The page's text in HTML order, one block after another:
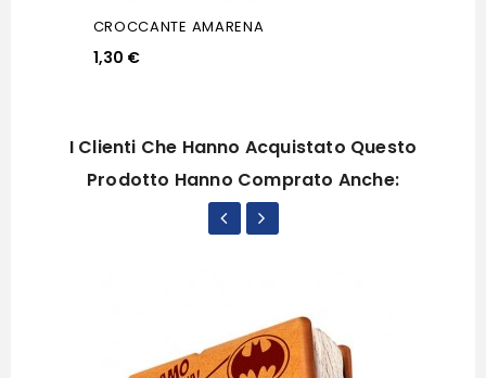
CROCCANTE AMARENA
1,30 €
I Clienti Che Hanno Acquistato Questo
Prodotto Hanno Comprato Anche: